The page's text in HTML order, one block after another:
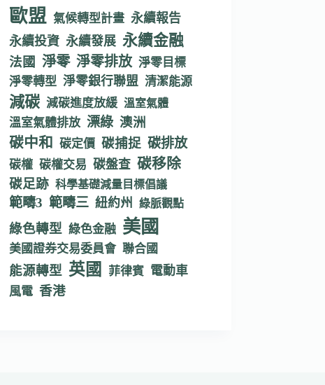
歐盟 氣候轉型計畫 永續報告
永續投資 永續發展 永續金融
法國 淨零 淨零排放 淨零目標
淨零轉型 淨零銀行聯盟 清潔能源
減碳 減碳進度放緩 溫室氣體
溫室氣體排放 漂綠 澳洲
碳中和 碳定價 碳捕捉 碳排放
碳權 碳權交易 碳盤查 碳移除
碳足跡 科學基礎減量目標倡議
範疇3 範疇三 紐約州 綠脈觀點
綠色轉型 綠色金融 美國
美國證券交易委員會 聯合國
能源轉型 英國 菲律賓 電動車
風電 香港